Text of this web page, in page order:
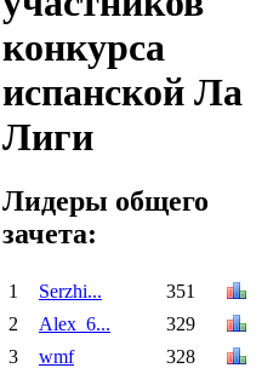
конкурса
испанской Ла
Лиги
Лидеры общего
зачета:
1 Serzhi...
351
2
Alex_6...
329
3
wmf 328